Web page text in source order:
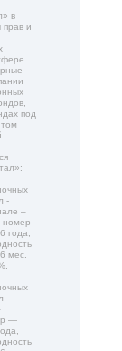
в
прав и
под
-
–
номер
года,
мес.
-
—